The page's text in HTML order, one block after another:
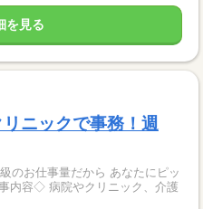
を見る
リニックで事務！週
のお仕事量だから あなたにピッ